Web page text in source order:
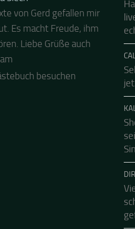
Siech
von Gerd gefallen mir
Es macht Freude, ihm
Liebe Grüße auch
und auch von uns
besten Dank für die
zur Party! Der
Live Stream ist eine